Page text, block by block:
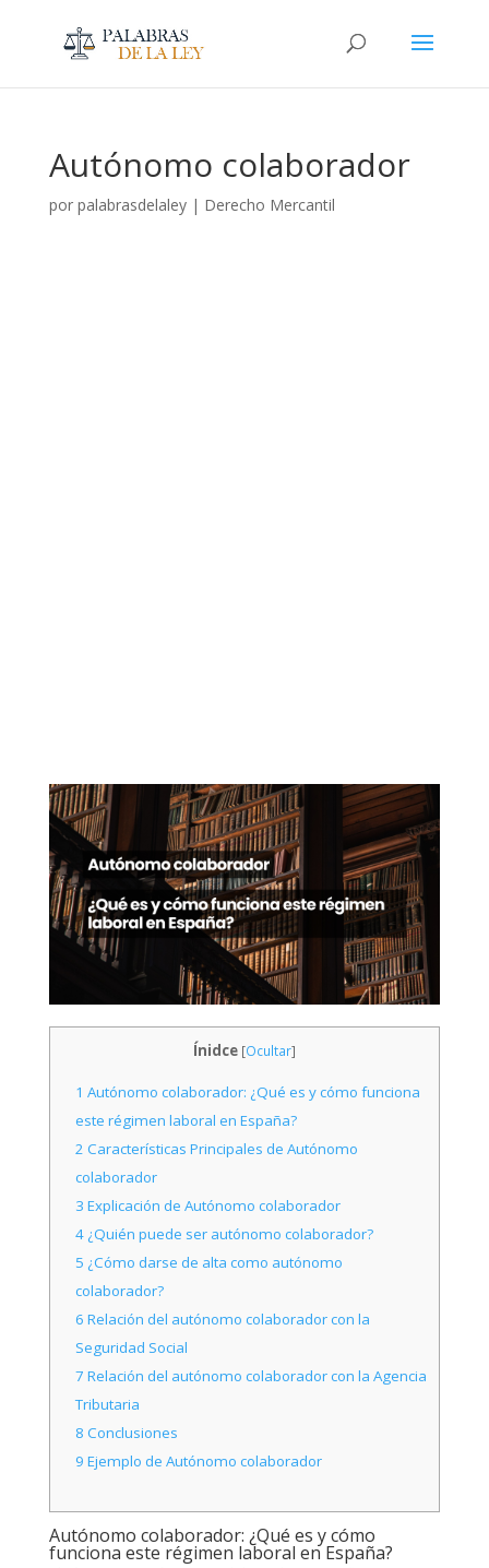
Autónomo colaborador
por palabrasdelaley| Derecho Mercantil
Ínidce [Ocultar]
1 Autónomo colaborador: ¿Qué es y cómo funciona
este régimen laboral en España?
2 Características Principales de Autónomo
colaborador
3 Explicación de Autónomo colaborador
4 ¿Quién puede ser autónomo colaborador?
5 ¿Cómo darse de alta como autónomo
colaborador?
6 Relación del autónomo colaborador con la
Seguridad Social
7 Relación del autónomo colaborador con la Agencia
Tributaria
8 Conclusiones
9 Ejemplo de Autónomo colaborador
Autónomo colaborador: ¿Qué es y cómo
funciona este régimen laboral en España?